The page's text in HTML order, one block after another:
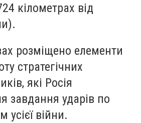
кілометрах від
розміщено елементи
стратегічних
які Росія
завдання ударів по
усієї війни.